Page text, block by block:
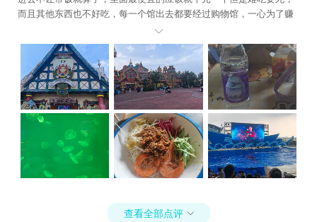
而且其他东西也不好吃，每一个馆出去都要经过购物馆，一心为了赚
钱，体验感极差，也没有说送个什么纪念品。 反正大家都不说实话我
来说，真心觉得不值

查看全部点评 